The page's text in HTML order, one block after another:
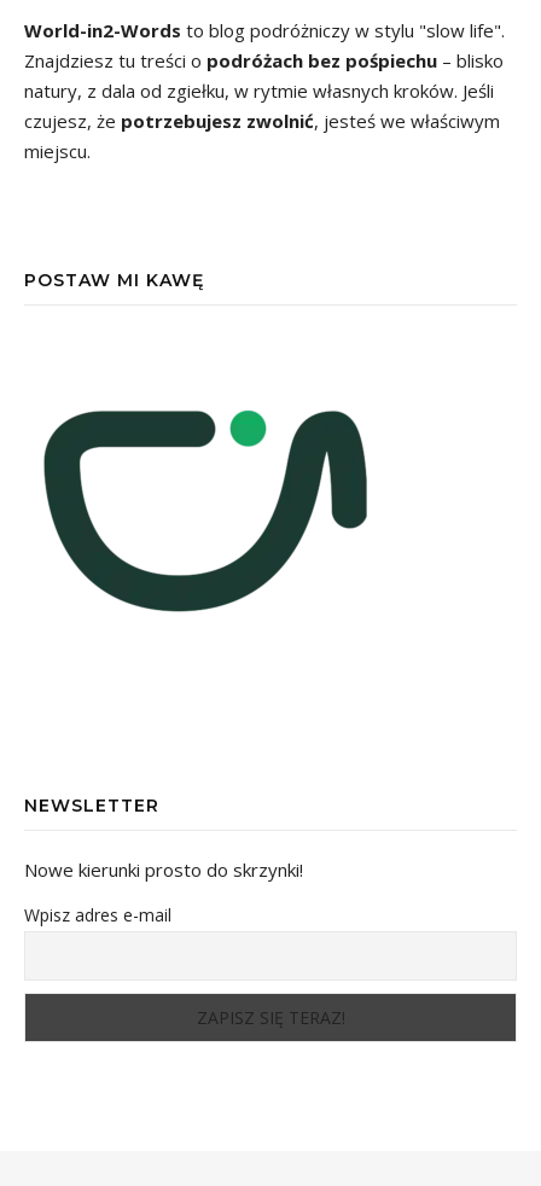
World-in2-Words to blog podróżniczy w stylu "slow life".
Znajdziesz tu treści o podróżach bez pośpiechu – blisko
natury, z dala od zgiełku, w rytmie własnych kroków. Jeśli
czujesz, że potrzebujesz zwolnić, jesteś we właściwym
miejscu.
POSTAW MI KAWĘ
NEWSLETTER
Nowe kierunki prosto do skrzynki!
Wpisz adres e-mail